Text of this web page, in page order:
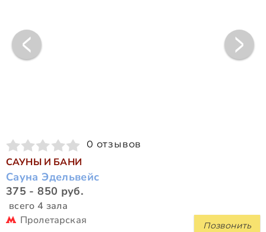
0 отзывов
САУНЫ И БАНИ
Сауна Эдельвейс
375 - 850 руб.
всего 4 зала
Позвонить
Пролетарская